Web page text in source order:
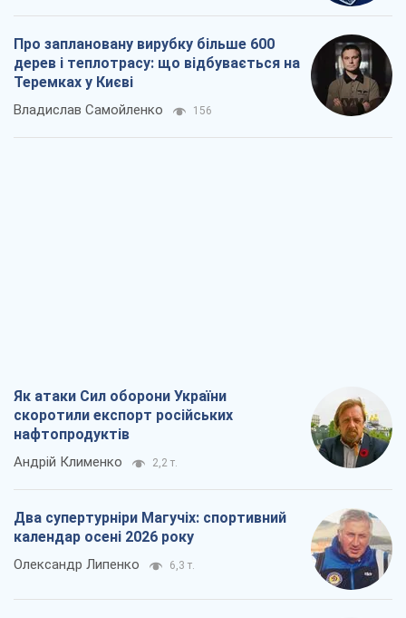
Про заплановану вирубку більше 600
дерев і теплотрасу: що відбувається на
Теремках у Києві
Владислав Самойленко 156
Як атаки Сил оборони України
скоротили експорт російських
нафтопродуктів
Андрій Клименко 2,2 т.
Два супертурніри Магучіх: спортивний
календар осені 2026 року
Олександр Липенко 6,3 т.